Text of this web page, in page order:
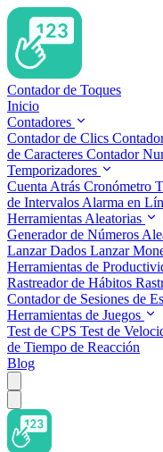
Contador de Toques
Inicio
Contadores
Contador de Clics
de Caracteres Contador
Temporizadores
Cuenta Atrás Cronómetro
de Intervalos Alarma en
Herramientas Aleatorias
Generador de Números
Lanzar Dados Lanzar
Herramientas de
Rastreador de Hábitos
Contador de Sesiones de
Herramientas de Juegos
Test de CPS Test de
de Tiempo de Reacción
Blog